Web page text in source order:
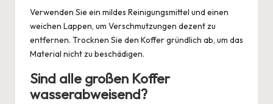
Verwenden Sie ein mildes Reinigungsmittel und einen
weichen Lappen, um Verschmutzungen dezent zu
entfernen. Trocknen Sie den Koffer gründlich ab, um das
Material nicht zu beschädigen.
Sind alle großen Koffer
wasserabweisend?